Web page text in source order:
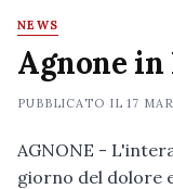
NEWS
Agnone
PUBBLICATO IL17
AGNONE -
giorno del dolore